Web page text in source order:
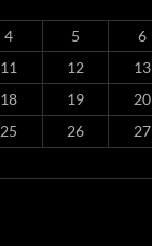
4 5 6
11 12 13
18 19 20
25 26 27